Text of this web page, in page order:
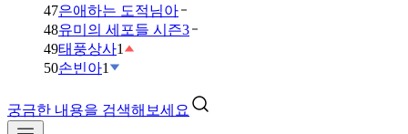
47은애하는 도적님아
48유미의 세포들 시즌3
49태풍상사1
50손빈아1
궁금한 내용을 검색해보세요